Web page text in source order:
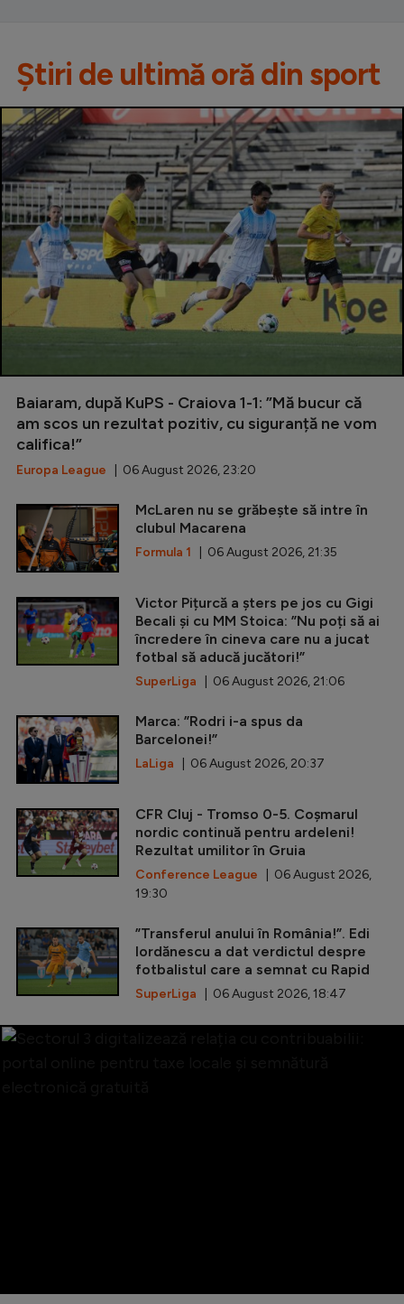
Știri de ultimă oră din sport
Baiaram, după KuPS - Craiova 1-1: ”Mă bucur că
am scos un rezultat pozitiv, cu siguranță ne vom
califica!”
Europa League | 06 August 2026, 23:20
McLaren nu se grăbește să intre în
clubul Macarena
Formula 1 | 06 August 2026, 21:35
Victor Pițurcă a șters pe jos cu Gigi
Becali și cu MM Stoica: ”Nu poți să ai
încredere în cineva care nu a jucat
fotbal să aducă jucători!”
SuperLiga | 06 August 2026, 21:06
Marca: ”Rodri i-a spus da
Barcelonei!”
LaLiga | 06 August 2026, 20:37
CFR Cluj - Tromso 0-5. Coșmarul
nordic continuă pentru ardeleni!
Rezultat umilitor în Gruia
Conference League | 06 August 2026,
19:30
”Transferul anului în România!”. Edi
Iordănescu a dat verdictul despre
fotbalistul care a semnat cu Rapid
SuperLiga | 06 August 2026, 18:47